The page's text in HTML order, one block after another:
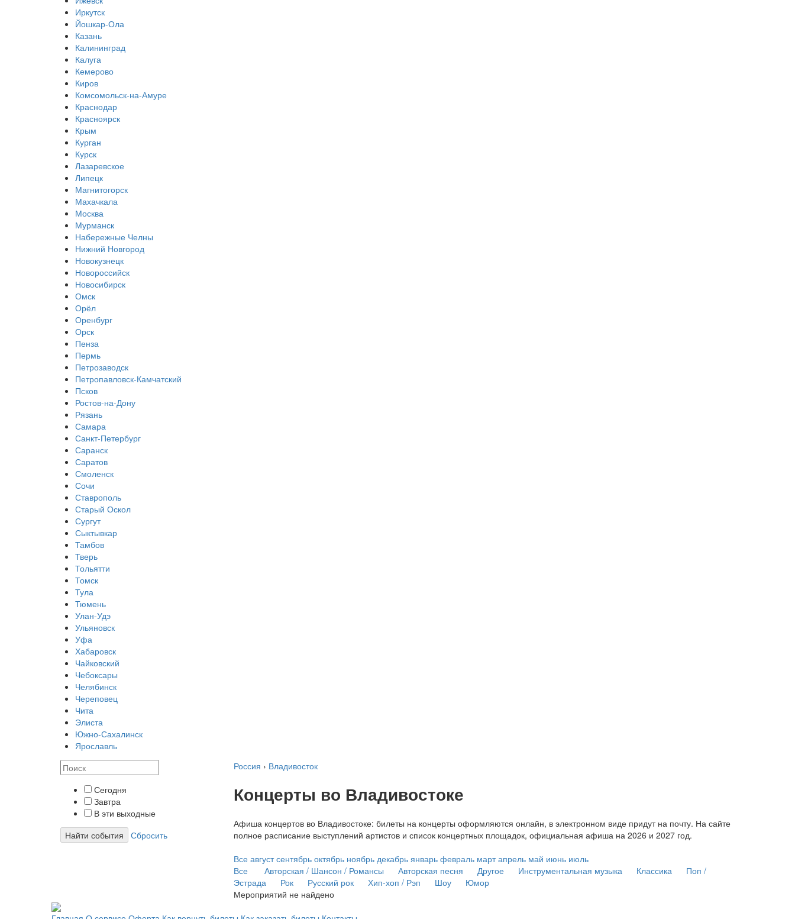
Иркутск
Йошкар-Ола
Казань
Калининград
Калуга
Кемерово
Киров
Комсомольск-на-Амуре
Краснодар
Красноярск
Крым
Курган
Курск
Лазаревское
Липецк
Магнитогорск
Махачкала
Москва
Мурманск
Набережные Челны
Нижний Новгород
Новокузнецк
Новороссийск
Новосибирск
Омск
Орёл
Оренбург
Орск
Пенза
Пермь
Петрозаводск
Петропавловск-Камчатский
Псков
Ростов-на-Дону
Рязань
Самара
Санкт-Петербург
Саранск
Саратов
Смоленск
Сочи
Ставрополь
Старый Оскол
Сургут
Сыктывкар
Тамбов
Тверь
Тольятти
Томск
Тула
Тюмень
Улан-Удэ
Ульяновск
Уфа
Хабаровск
Чайковский
Чебоксары
Челябинск
Череповец
Чита
Элиста
Южно-Сахалинск
Ярославль
Сегодня
Завтра
В эти выходные
Найти события
Сбросить
Россия › Владивосток
Концерты во Владивостоке
Афиша концертов во Владивостоке: билеты на концерты оформляются онлайн, в электронном виде придут на почту. На сайте
полное расписание выступлений артистов и список концертных площадок, официальная афиша на 2026 и 2027 год.
Все август сентябрь октябрь ноябрь декабрь январь февраль март апрель май июнь июль
Все
Авторская / Шансон / Романсы Авторская песня Другое Инструментальная музыка Классика
Поп /
Эстрада
Рок Русский рок Хип-хоп / Рэп Шоу
Юмор
Мероприятий не найдено